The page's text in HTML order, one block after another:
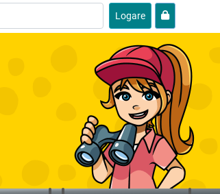
Logare